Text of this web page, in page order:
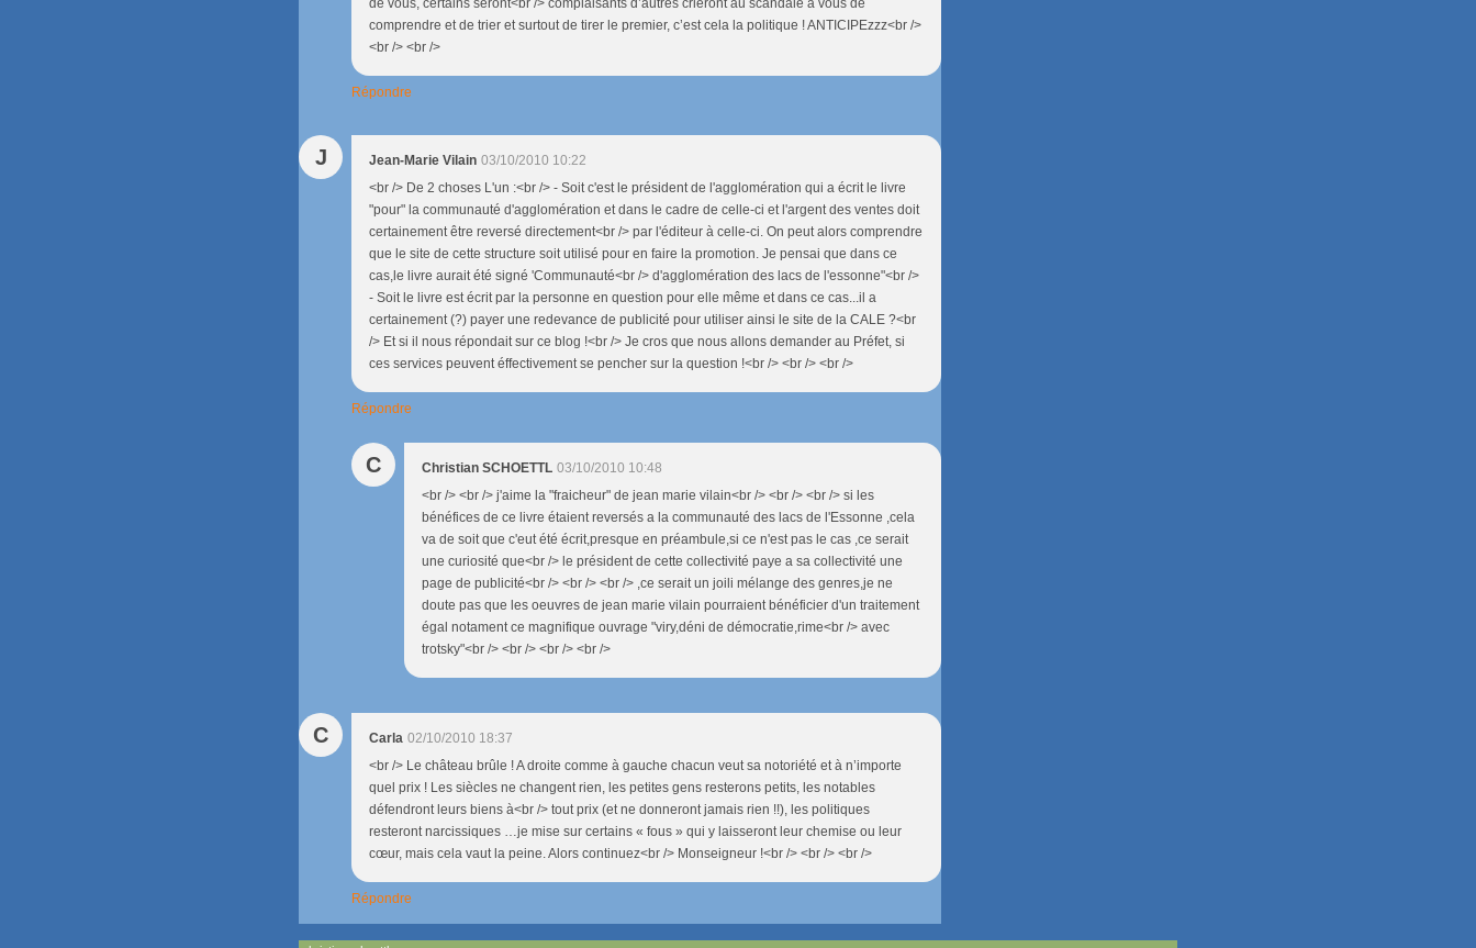
comprendre et de trier et surtout de tirer le premier, c’est cela la politique ! ANTICIPEzzz<br />
<br /> <br />
Répondre
J Jean-Marie Vilain 03/10/2010 10:22
<br /> De 2 choses L'un :<br /> - Soit c'est le président de l'agglomération qui a écrit le livre
"pour" la communauté d'agglomération et dans le cadre de celle-ci et l'argent des ventes doit
certainement être reversé directement<br /> par l'éditeur à celle-ci. On peut alors comprendre
que le site de cette structure soit utilisé pour en faire la promotion. Je pensai que dans ce
cas,le livre aurait été signé 'Communauté<br /> d'agglomération des lacs de l'essonne"<br />
- Soit le livre est écrit par la personne en question pour elle même et dans ce cas...il a
certainement (?) payer une redevance de publicité pour utiliser ainsi le site de la CALE ?<br
/> Et si il nous répondait sur ce blog !<br /> Je cros que nous allons demander au Préfet, si
ces services peuvent éffectivement se pencher sur la question !<br /> <br /> <br />
Répondre
C Christian SCHOETTL 03/10/2010 10:48
<br /> <br /> j'aime la "fraicheur" de jean marie vilain<br /> <br /> <br /> si les
bénéfices de ce livre étaient reversés a la communauté des lacs de l'Essonne ,cela
va de soit que c'eut été écrit,presque en préambule,si ce n'est pas le cas ,ce serait
une curiosité que<br /> le président de cette collectivité paye a sa collectivité une
page de publicité<br /> <br /> <br /> ,ce serait un joili mélange des genres,je ne
doute pas que les oeuvres de jean marie vilain pourraient bénéficier d'un traitement
égal notament ce magnifique ouvrage "viry,déni de démocratie,rime<br /> avec
trotsky"<br /> <br /> <br /> <br />
C Carla 02/10/2010 18:37
<br /> Le château brûle ! A droite comme à gauche chacun veut sa notoriété et à n’importe
quel prix ! Les siècles ne changent rien, les petites gens resterons petits, les notables
défendront leurs biens à<br /> tout prix (et ne donneront jamais rien !!), les politiques
resteront narcissiques …je mise sur certains « fous » qui y laisseront leur chemise ou leur
cœur, mais cela vaut la peine. Alors continuez<br /> Monseigneur !<br /> <br /> <br />
Répondre